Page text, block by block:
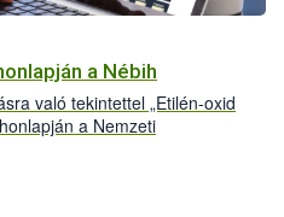
a Nébih
való tekintettel „Etilén-oxid
a Nemzeti
(Nébih). A folyamatosan
forgalomba hozott
etilén-oxiddal